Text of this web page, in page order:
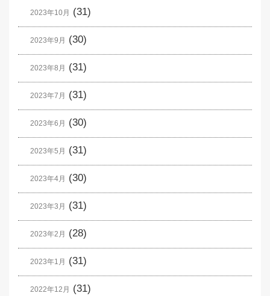
2023年10月 (31)
2023年9月 (30)
2023年8月 (31)
2023年7月 (31)
2023年6月 (30)
2023年5月 (31)
2023年4月 (30)
2023年3月 (31)
2023年2月 (28)
2023年1月 (31)
2022年12月 (31)